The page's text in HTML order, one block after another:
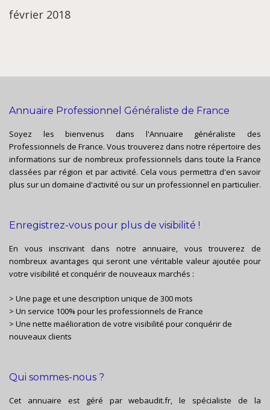
février 2018
Annuaire Professionnel Généraliste de France
Soyez les bienvenus dans l'Annuaire généraliste des
Professionnels de France. Vous trouverez dans notre répertoire des
informations sur de nombreux professionnels dans toute la France
classées par région et par activité. Cela vous permettra d'en savoir
plus sur un domaine d'activité ou sur un professionnel en particulier.
Enregistrez-vous pour plus de visibilité !
En vous inscrivant dans notre annuaire, vous trouverez de
nombreux avantages qui seront une véritable valeur ajoutée pour
votre visibilité et conquérir de nouveaux marchés :
> Une page et une description unique de 300 mots
> Un service 100% pour les professionnels de France
> Une nette maélioration de votre visibilité pour conquérir de
nouveaux clients
Qui sommes-nous ?
Cet annuaire est géré parwebaudit.fr, le spécialiste de la